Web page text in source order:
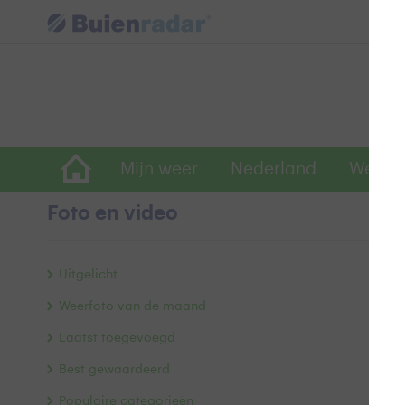
Mijn weer Nederland
Foto en video
Uitgelicht
Weerfoto van de maand
Laatst toegevoegd
Best gewaardeerd
Populaire categorieën